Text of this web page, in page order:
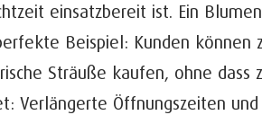
einsatzbereit ist. Ein
Beispiel: Kunden
Sträuße kaufen, ohne dass
Verlängerte Öffnungszeiten